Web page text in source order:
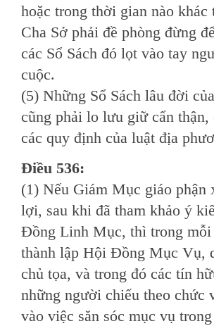
hoặc trong thời gian nào khác
Cha Sở phải đề phòng đừng
các Sổ Sách đó lọt vào tay
cuộc.
(5) Những Sổ Sách lâu đời
cũng phải lo lưu giữ cẩn thận,
các quy định của luật địa
Ðiều 536:
(1) Nếu Giám Mục giáo phận
lợi, sau khi đã tham khảo ý
Ðồng Linh Mục, thì trong mỗi
thành lập Hội Ðồng Mục Vụ,
chủ tọa, và trong đó các tín
những người chiếu theo chức
vào việc săn sóc mục vụ